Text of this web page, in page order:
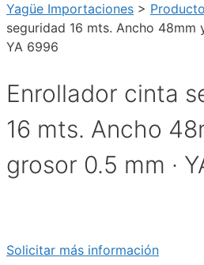
Yagüe Importaciones >
seguridad 16 mts. Ancho 48mm
YA 6996
Enrollador cinta
16 mts. Ancho
grosor 0.5 mm ·
Solicitar más información